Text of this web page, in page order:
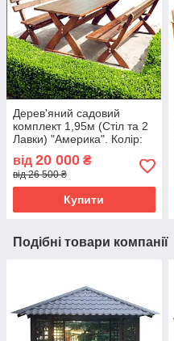
Дерев'яний садовий
комплект 1,95м (Стіл та 2
Лавки) "Америка". Колір:
від 20 000 ₴
від 26 500 ₴
Купити
Подібні товари компанії